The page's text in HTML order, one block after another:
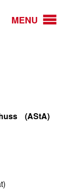
MENU
(AStA)